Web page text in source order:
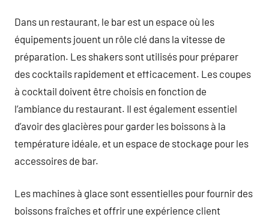
Dans un restaurant, le bar est un espace où les
équipements jouent un rôle clé dans la vitesse de
préparation. Les shakers sont utilisés pour préparer
des cocktails rapidement et efficacement. Les coupes
à cocktail doivent être choisis en fonction de
l’ambiance du restaurant. Il est également essentiel
d’avoir des glacières pour garder les boissons à la
température idéale, et un espace de stockage pour les
accessoires de bar.
Les machines à glace sont essentielles pour fournir des
boissons fraîches et offrir une expérience client